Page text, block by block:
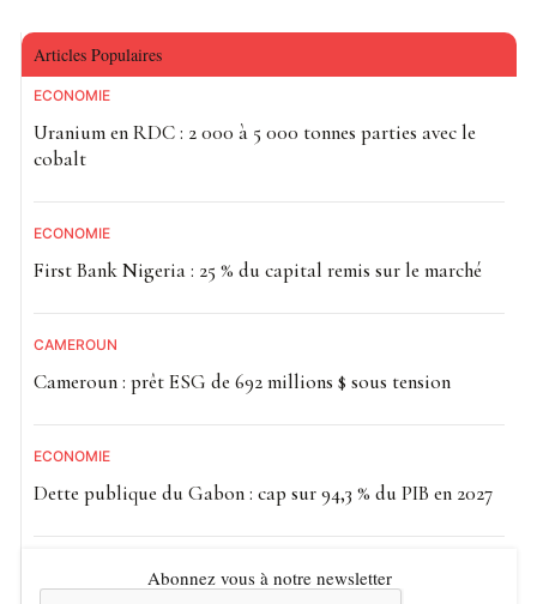
Articles Populaires
ECONOMIE
Uranium en RDC : 2 000 à 5 000 tonnes parties avec le
cobalt
ECONOMIE
First Bank Nigeria : 25 % du capital remis sur le marché
CAMEROUN
Cameroun : prêt ESG de 692 millions $ sous tension
ECONOMIE
Dette publique du Gabon : cap sur 94,3 % du PIB en 2027
Abonnez vous à notre newsletter